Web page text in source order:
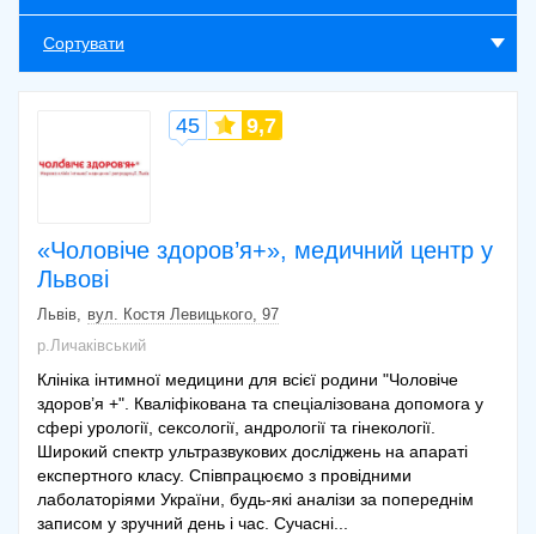
Сортувати
«Чоловіче здоров’я+», медичний центр у
Львові
45 9,7
Львів
вул. Костя Левицького, 97
р.Личаківський
Клініка інтимної медицини для всієї родини "Чоловіче
здоров’я +". Кваліфікована та спеціалізована допомога у
сфері урології, сексології, андрології та гінекології.
Широкий спектр ультразвукових досліджень на апараті
експертного класу. Співпрацюємо з провідними
лаболаторіями України, будь-які аналізи за попереднім
записом у зручний день і час. Сучасні...